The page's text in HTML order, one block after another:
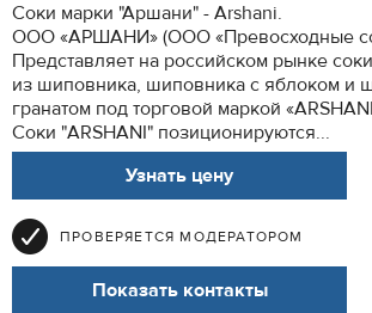
Соки марки "Аршани" - Arshani.
ООО «АРШАНИ» (ООО «Превосходные
Представляет на российском рынке
из шиповника, шиповника с яблоком и
гранатом под торговой маркой
Соки "ARSHANI" позиционируются...
Узнать цену
ПРОВЕРЯЕТСЯ МОДЕРАТОРОМ
Показать контакты